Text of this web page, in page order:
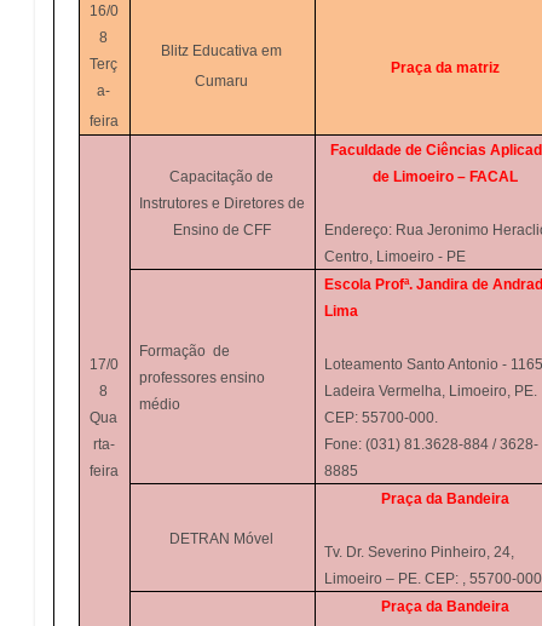
16/0
8
Terç
a-
feira
Blitz Educativa em
Cumaru
Praça da matriz
17/0
8
Qua
rta-
feira
Capacitação de
Instrutores e Diretores de
Ensino de CFF
Faculdade de Ciências
de Limoeiro – FACAL
Endereço: Rua Jeronimo
Centro, Limoeiro - PE
Formação de
professores ensino
médio
Escola Profª. Jandira de
Lima
Loteamento Santo Antonio -
Ladeira Vermelha, Limoeiro, PE.
CEP: 55700-000.
Fone: (031) 81.3628-884 / 3628-
8885
DETRAN Móvel
Praça da Bandeira
Tv. Dr. Severino Pinheiro, 24,
Limoeiro – PE. CEP: , 55700-000
Praça da Bandeira